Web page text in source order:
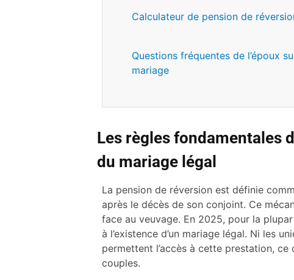
Calculateur de pension de
Questions fréquentes de l’époux
mariage
Les règles fondamentales
du mariage légal
La pension de réversion est définie
après le décès de son conjoint. Ce
face au veuvage. En 2025, pour la
à l’existence d’un mariage légal. Ni les
permettent l’accès à cette prestation,
couples.